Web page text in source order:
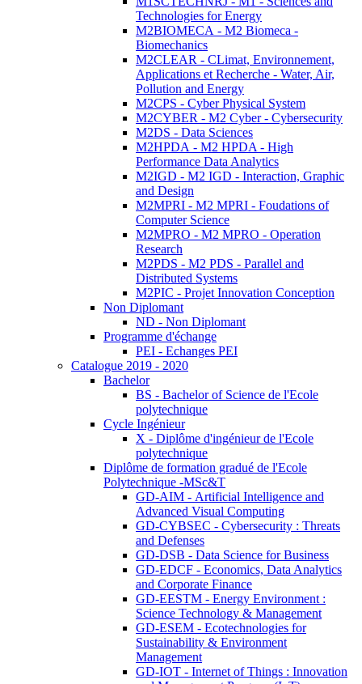
Technologies for Energy
M2BIOMECA - M2 Biomeca -
Biomechanics
M2CLEAR - CLimat, Environnement,
Applications et Recherche - Water, Air,
Pollution and Energy
M2CPS - Cyber Physical System
M2CYBER - M2 Cyber - Cybersecurity
M2DS - Data Sciences
M2HPDA - M2 HPDA - High
Performance Data Analytics
M2IGD - M2 IGD - Interaction, Graphic
and Design
M2MPRI - M2 MPRI - Foudations of
Computer Science
M2MPRO - M2 MPRO - Operation
Research
M2PDS - M2 PDS - Parallel and
Distributed Systems
M2PIC - Projet Innovation Conception
Non Diplomant
ND - Non Diplomant
Programme d'échange
PEI - Echanges PEI
Catalogue 2019 - 2020
Bachelor
BS - Bachelor of Science de l'Ecole
polytechnique
Cycle Ingénieur
X - Diplôme d'ingénieur de l'Ecole
polytechnique
Diplôme de formation gradué de l'Ecole
Polytechnique -MSc&T
GD-AIM - Artificial Intelligence and
Advanced Visual Computing
GD-CYBSEC - Cybersecurity : Threats
and Defenses
GD-DSB - Data Science for Business
GD-EDCF - Economics, Data Analytics
and Corporate Finance
GD-EESTM - Energy Environment :
Science Technology & Management
GD-ESEM - Ecotechnologies for
Sustainability & Environment
Management
GD-IOT - Internet of Things : Innovation